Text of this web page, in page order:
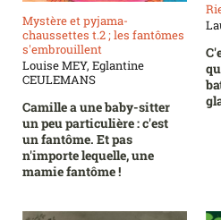
Mystère et pyjama-
chaussettes t.2 ; les fantômes
s'embrouillent
Louise MEY, Eglantine
CEULEMANS
Camille a une baby-sitter
un peu particulière : c'est
un fantôme. Et pas
n'importe lequelle, une
mamie fantôme !